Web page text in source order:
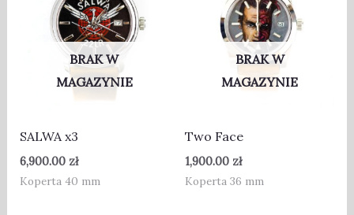
BRAK W
MAGAZYNIE
SALWA x3
6,900.00 zł
Koperta 40 mm
BRAK W
MAGAZYNIE
Two Face
1,900.00 zł
Koperta 36 mm